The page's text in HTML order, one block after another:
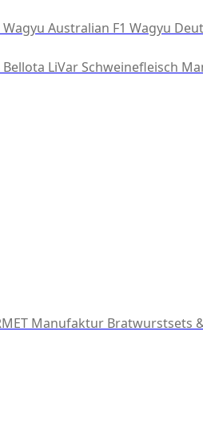
Wagyu Australian F1 Wagyu
LiVar Schweinefleisch
Manufaktur Bratwurstsets